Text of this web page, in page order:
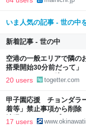
いま人気の記事 - 世の中
新着記事 - 世の中
空港の一般エリアで隣の
搭乗開始30分前だって」
インしてるし、助けてく
20 users togetter.com
甲子園応援 チョンダラ
着等」禁止事項から削
沖縄タイムス＋プラス
17 users